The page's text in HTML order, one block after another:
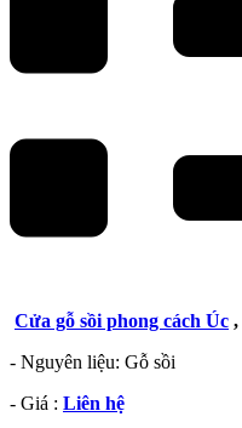
Cửa gỗ sồi phong cách Úc ,
- Nguyên liệu: Gỗ sồi
- Giá : Liên hệ